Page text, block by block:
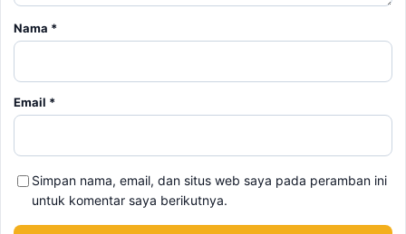
Nama *
Email *
Simpan nama, email, dan situs web saya pada peramban ini
untuk komentar saya berikutnya.